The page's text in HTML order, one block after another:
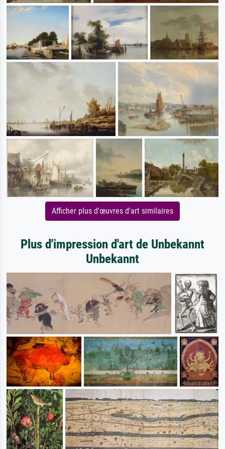
Afficher plus d'œuvres d'art similaires
Plus d'impression d'art de Unbekannt
Unbekannt